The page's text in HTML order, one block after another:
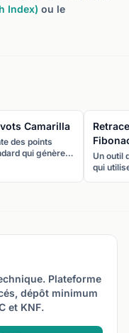
Index) ou le
Camarilla
des points
qui génère
Un outil
qui
Plateforme
dépôt minimum
et KNF.